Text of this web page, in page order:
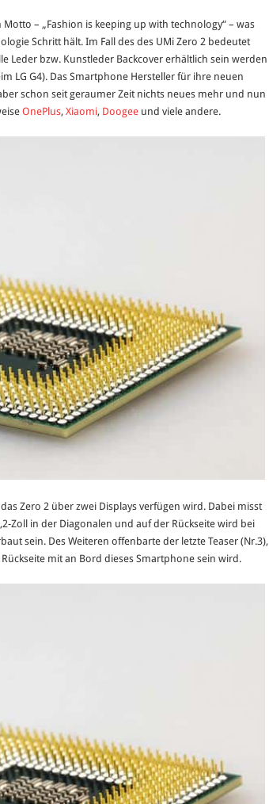
– „Fashion is keeping up with technology“ – was
Schritt hält. Im Fall des des UMi Zero 2 bedeutet
Leder bzw. Kunstleder Backcover erhältlich sein werden
LG G4). Das Smartphone Hersteller für ihre neuen
schon seit geraumer Zeit nichts neues mehr und nun
OnePlus, Xiaomi, Doogee und viele andere.
Zero 2 über zwei Displays verfügen wird. Dabei misst
Zoll in der Diagonalen und auf der Rückseite wird bei
sein. Des Weiteren offenbarte der letzte Teaser (Nr.3),
mit an Bord dieses Smartphone sein wird.